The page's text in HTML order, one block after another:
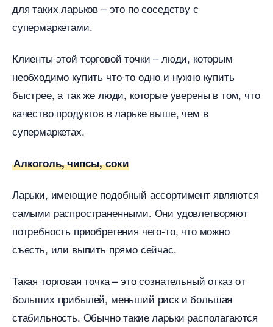
для таких ларьков – это по соседству с
супермаркетами.
Клиенты этой торговой точки – люди, которым
необходимо купить что-то одно и нужно купить
ыстрее, а так же люди, которые уверены в том, что
качество продуктов в ларьке выше, чем
супермаркетах.
Алкоголь, чипсы, соки
Ларьки, имеющие подобный ассортимент являются
самыми распространенными. Они удовлетворяют
потребность приобретения чего-то, что можно
съесть, или выпить прямо сейчас.
Такая торговая точка – это сознательный отказ от
ольших прибылей, меньший риск и большая
стабильность. Обычно такие ларьки располагаются